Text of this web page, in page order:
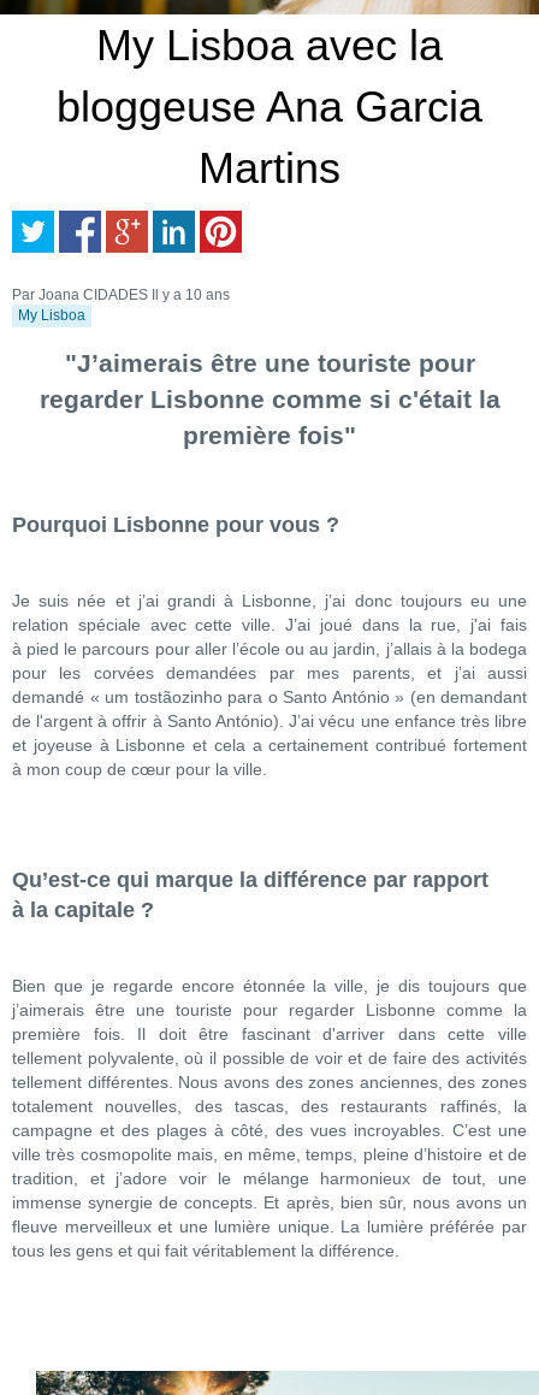
My Lisboa avec la
bloggeuse Ana Garcia
Martins
Par Joana CIDADES
Il y a 10 ans
My Lisboa
"J’aimerais être une touriste pour
regarder Lisbonne comme si c'était la
première fois"
Pourquoi Lisbonne pour vous ?
Je suis née et j’ai grandi à Lisbonne, j’ai donc toujours eu une
relation spéciale avec cette ville. J’ai joué dans la rue, j'ai fais
à pied le parcours pour aller l’école ou au jardin, j’allais à la bodega
pour les corvées demandées par mes parents, et j’ai aussi
demandé « um tostãozinho para o Santo António » (en demandant
de l'argent à offrir à Santo António). J’ai vécu une enfance très libre
et joyeuse à Lisbonne et cela a certainement contribué fortement
à mon coup de cœur pour la ville.
Qu’est-ce qui marque la différence par rapport
à la capitale ?
Bien que je regarde encore étonnée la ville, je dis toujours que
j’aimerais être une touriste pour regarder Lisbonne comme la
première fois. Il doit être fascinant d'arriver dans cette ville
tellement polyvalente, où il possible de voir et de faire des activités
tellement différentes. Nous avons des zones anciennes, des zones
totalement nouvelles, des tascas, des restaurants raffinés, la
campagne et des plages à côté, des vues incroyables. C’est une
ville très cosmopolite mais, en même, temps, pleine d’histoire et de
tradition, et j’adore voir le mélange harmonieux de tout, une
immense synergie de concepts. Et après, bien sûr, nous avons un
fleuve merveilleux et une lumière unique. La lumière préférée par
tous les gens et qui fait véritablement la différence.